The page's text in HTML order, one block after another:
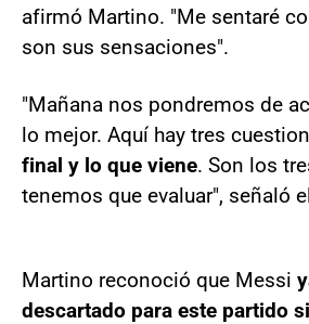
afirmó Martino. "Me sentaré
son sus sensaciones".
"Mañana nos pondremos de
lo mejor. Aquí hay tres
final y lo que viene. Son los
tenemos que evaluar", señaló
Martino reconoció que Messi
descartado para este partido